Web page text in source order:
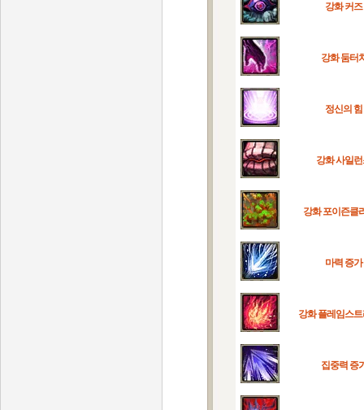
강화 커즈
강화 둠터
정신의 힘
강화 사일
강화 포이즌클
마력 증가
강화 플레임스
집중력 증